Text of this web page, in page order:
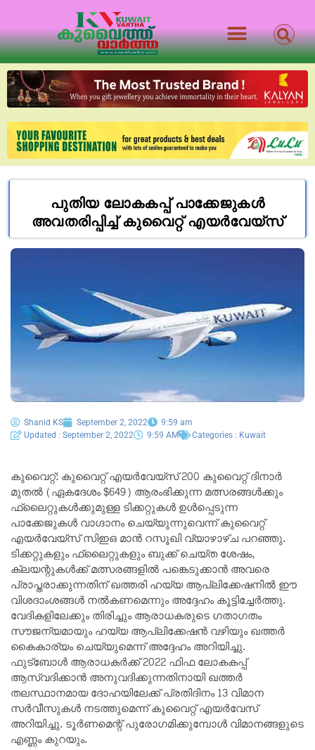
പുതിയ ലോകകപ്പ് പാക്കേജുകൾ
അവതരിപ്പിച്ച് കുവൈറ്റ് എയർവേയ്‌സ്
Shanid KS September 2, 2022
9:59 am
Updated : September 2, 2022
9:59 AM Categories : Kuwait
കുവൈറ്റ്: കുവൈറ്റ് എയർവേയ്‌സ് 200 കുവൈറ്റ് ദിനാർ
മുതൽ (ഏകദേശം $649) ആരംഭിക്കുന്ന മത്സരങ്ങൾക്കും
ഫ്ലൈറ്റുകൾക്കുമുള്ള ടിക്കറ്റുകൾ ഉൾപ്പെടുന്ന
പാക്കേജുകൾ വാഗ്ദാനം ചെയ്യുന്നുവെന്ന് കുവൈറ്റ്
എയർവേയ്‌സ് സിഇഒ മാൻ റസൂഖി വ്യാഴാഴ്ച പറഞ്ഞു.
ടിക്കറ്റുകളും ഫ്ലൈറ്റുകളും ബുക്ക് ചെയ്ത ശേഷം,
ക്ലയന്റുകൾക്ക് മത്സരങ്ങളിൽ പങ്കെടുക്കാൻ അവരെ
പ്രാപ്തരാക്കുന്നതിന് ഖത്തരി ഹയ്യ ആപ്ലിക്കേഷനിൽ ഈ
വിശദാംശങ്ങൾ നൽകണമെന്നും അദ്ദേഹം കൂട്ടിച്ചേർത്തു.
വേദികളിലേക്കും തിരിച്ചും ആരാധകരുടെ ഗതാഗതം
സൗജന്യമായും ഹയ്യ ആപ്ലിക്കേഷൻ വഴിയും ഖത്തർ
കൈകാര്യം ചെയ്യുമെന്ന് അദ്ദേഹം അറിയിച്ചു.
ഫുട്ബോൾ ആരാധകർക്ക് 2022 ഫിഫ ലോകകപ്പ്
ആസ്വദിക്കാൻ അനുവദിക്കുന്നതിനായി ഖത്തർ
തലസ്ഥാനമായ ദോഹയിലേക്ക് പ്രതിദിനം 13 വിമാന
സർവീസുകൾ നടത്തുമെന്ന് കുവൈറ്റ് എയർവേസ്
അറിയിച്ചു. ടൂർണമെന്റ് പുരോഗമിക്കുമ്പോൾ വിമാനങ്ങളുടെ
എണ്ണം കുറയും.